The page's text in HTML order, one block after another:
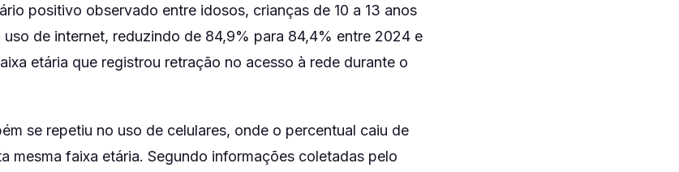
positivo observado entre idosos, crianças de 10 a 13 anos
uso de internet, reduzindo de 84,9% para 84,4% entre 2024 e
etária que registrou retração no acesso à rede durante o
se repetiu no uso de celulares, onde o percentual caiu de
mesma faixa etária. Segundo informações coletadas pelo